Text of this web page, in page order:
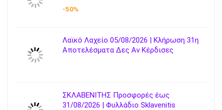
-50%
Λαϊκό Λαχείο 05/08/2026 | Κλήρωση 31η
Αποτελέσματα Δες Αν Κέρδισες
ΣΚΛΑΒΕΝΙΤΗΣ Προσφορές έως
31/08/2026 | Φυλλάδιο Sklavenitis